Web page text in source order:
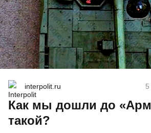
interpolit.ru
Как мы дошли до
такой?